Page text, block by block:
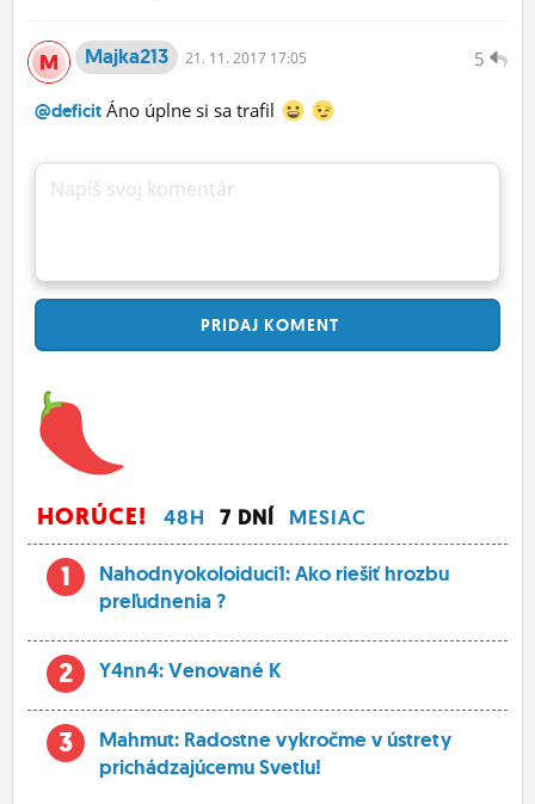
5
Majka213 21. 11. 2017 17:05
@deficit Áno úplne si sa trafil
Napíš svoj komentár
PRIDAJ KOMENT
HORÚCE! 48H 7 DNÍ MESIAC
1
Nahodnyokoloiduci1: Ako riešiť hrozbu
preľudnenia ?
2 Y4nn4: Venované K
3
Mahmut: Radostne vykročme v ústrety
prichádzajúcemu Svetlu!